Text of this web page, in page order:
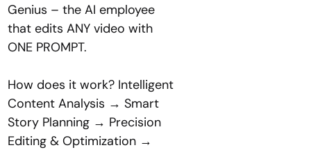
Genius – the AI employee
that edits ANY video with
ONE PROMPT.
How does it work? Intelligent
Content Analysis → Smart
Story Planning → Precision
Editing & Optimization →